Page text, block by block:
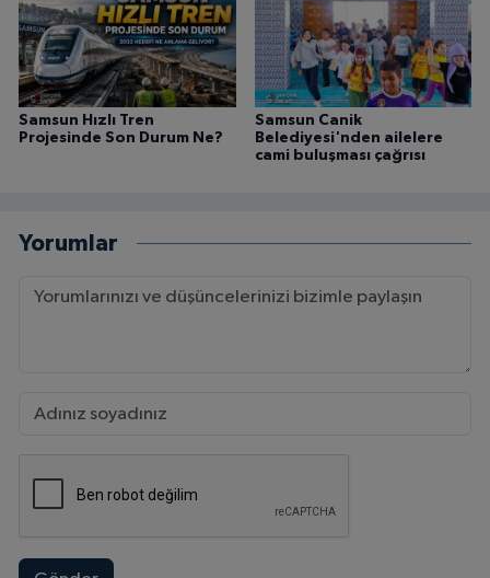
Samsun Hızlı Tren
Projesinde Son Durum Ne?
Samsun Canik
Belediyesi'nden ailelere
cami buluşması çağrısı
Yorumlar